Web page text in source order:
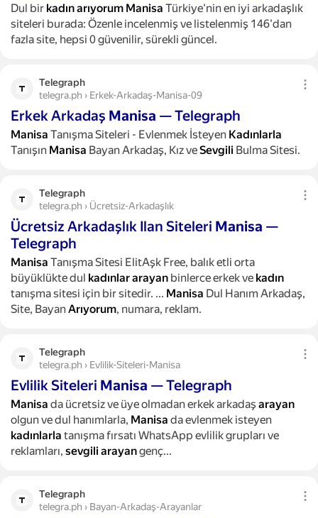
Dul bir kadınarıyorum Manisa Türkiye'nin en iyi arkadaşlık
siteleri burada: Özenle incelenmiş ve listelenmiş 146'dan
fazla site, hepsi 0 güvenilir, sürekli güncel.
Telegraph
telegra.ph › Erkek-Arkadaş-Manisa-09
Erkek Arkadaş Manisa — Telegraph
Manisa Tanışma Siteleri - Evlenmek İsteyen Kadınlarla
Tanışın Manisa Bayan Arkadaş, Kız veSevgili Bulma Sitesi.
Telegraph
telegra.ph › Ücretsiz-Arkadaşlık
Ücretsiz Arkadaşlık Ilan Siteleri Manisa —
Telegraph
Manisa Tanışma Sitesi ElitAşk Free, balık etli orta
büyüklükte dul kadınlararayan binlerce erkek ve kadın
tanışma sitesi için bir sitedir. ... Manisa Dul Hanım Arkadaş,
Site, BayanArıyorum, numara, reklam.
Telegraph
telegra.ph › Evlilik-Siteleri-Manisa
Evlilik Siteleri Manisa — Telegraph
Manisa da ücretsiz ve üye olmadan erkek arkadaş arayan
olgun ve dul hanımlarla, Manisa da evlenmek isteyen
kadınlarla tanışma fırsatı WhatsApp evlilik grupları ve
reklamları, sevgili arayangenç...
Telegraph
telegra.ph › Bayan-Arkadaş-Arayanlar